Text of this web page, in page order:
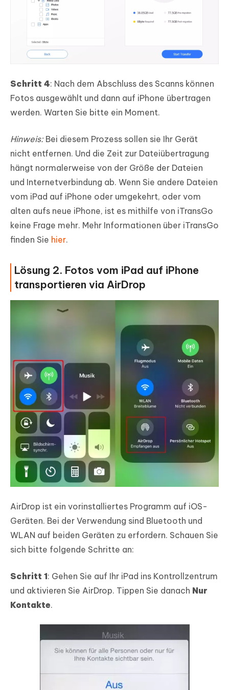
Schritt 4: Nach dem Abschluss des Scanns können
Fotos ausgewählt und dann auf iPhone übertragen
werden. Warten Sie bitte ein Moment.
Hinweis:Bei diesem Prozess sollen sie Ihr Gerät
nicht entfernen. Und die Zeit zur Dateiübertragung
hängt normalerweise von der Größe der Dateien
und Internetverbindung ab. Wenn Sie andere Dateien
vom iPad auf iPhone oder umgekehrt, oder vom
alten aufs neue iPhone, ist es mithilfe von iTransGo
keine Frage mehr. Mehr Informationen über iTransGo
finden Sie hier.
Lösung 2. Fotos vom iPad auf iPhone
transportieren via AirDrop
AirDrop ist ein vorinstalliertes Programm auf iOS-
Geräten. Bei der Verwendung sind Bluetooth und
WLAN auf beiden Geräten zu erfordern. Schauen Sie
sich bitte folgende Schritte an:
Schritt 1: Gehen Sie auf Ihr iPad ins Kontrollzentrum
und aktivieren Sie AirDrop. Tippen Sie danach Nur
Kontakte.